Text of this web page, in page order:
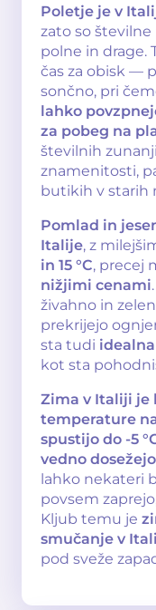
Poletje je v
zato so
polne in drage.
čas za obisk —
sončno, pri
lahko
za pobeg na
številnih
znamenitosti,
butikih v starih
Pomlad in
Italije, z
in 15 °C, precej
nižjimi cenami
živahno in
prekrijejo
sta tudi
kot sta
Zima v Italiji je
temperature
spustijo do -5
vedno dosežejo
lahko nekateri
povsem
Kljub temu je
smučanje v
pod sveže